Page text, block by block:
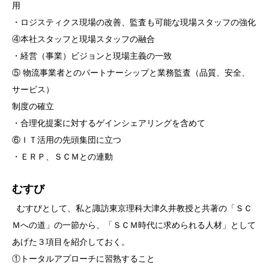
用
・ロジスティクス現場の改善、監査も可能な現場スタッフの強化
④本社スタッフと現場スタッフの融合
・経営（事業）ビジョンと現場主義の一致
⑤ 物流事業者とのパートナーシップと業務監査（品質、安全、
サービス）
制度の確立
・合理化提案に対するゲインシェアリングを含めて
⑥ＩＴ活用の先頭集団に立つ
・ＥＲＰ、ＳＣＭとの連動
むすび
むすびとして、私と諏訪東京理科大津久井教授と共著の「ＳＣ
Ｍへの道」の一節から、「ＳＣＭ時代に求められる人材」として
あげた３項目を紹介しておく。
①トータルアプローチに習熟すること